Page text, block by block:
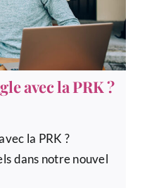
avec la PRK ?
la PRK ?
dans notre nouvel